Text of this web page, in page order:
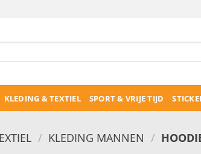
KLEDING & TEXTIEL SPORT & VRIJE TIJD
/ KLEDING MANNEN /